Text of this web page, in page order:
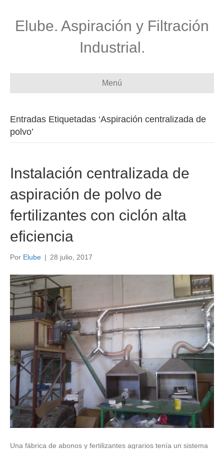
Elube. Aspiración y Filtración
Industrial.
Menú
Entradas Etiquetadas ‘Aspiración centralizada de
polvo’
Instalación centralizada de
aspiración de polvo de
fertilizantes con ciclón alta
eficiencia
Por Elube | 28 julio, 2017
Una fábrica de abonos y fertilizantes agrarios tenía un sistema